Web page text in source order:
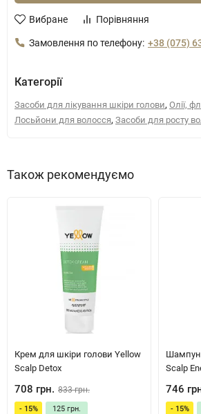
Вибране Порівняння
Замовлення по телефону: +38 (075)
Категорії
Засоби для лікування шкіри голови, Олії,
Лосьйони для волосся, Засоби для росту
Також рекомендуємо
Крем для шкіри голови Yellow
Scalp Detox
708 грн. 833 грн.
- 15% 125 грн.
Scalp
746
- 15%